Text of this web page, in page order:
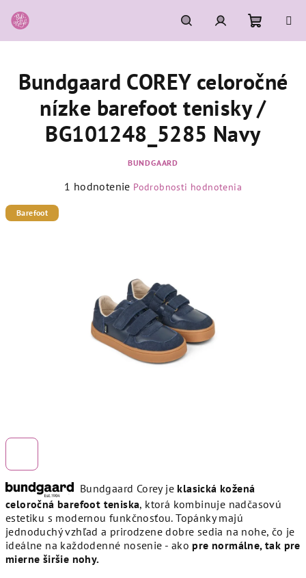
na
obsah
HľadaťPrihlásenie
košík
Bundgaard Corey je klasická kožená
celoročná barefoot teniska, ktorá kombinuje nadčasovú
estetiku s modernou funkčnosťou. Topánky majú
jednoduchý vzhľad a prirodzene dobre sedia na nohe, čo je
ideálne na každodenné nosenie - ako pre normálne, tak pre
mierne širšie nohy.
Bundgaard COREY celoročné
nízke barefoot tenisky /
BG101248_5285 Navy
BUNDGAARD
Priemerné
1 hodnotenie Podrobnosti hodnotenia
Barefoot